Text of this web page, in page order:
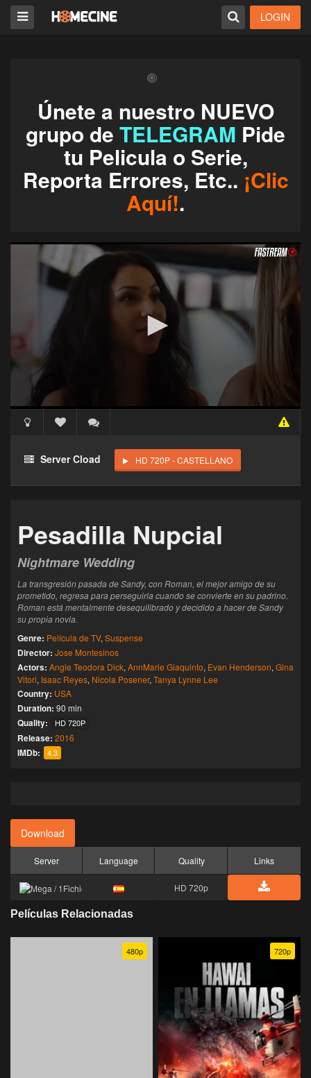
LOGIN
Únete a nuestro NUEVO
grupo de TELEGRAM Pide
tu Pelicula o Serie,
Reporta Errores, Etc.. ¡Clic
Aquí!.
Haz clic 3 veces en el botón para desbloquear este
reproductor
Clics: 0/3
El acceso expira en 1 hora
Server Cload HD 720P - CASTELLANO
Pesadilla Nupcial
Nightmare Wedding
La transgresión pasada de Sandy, con Roman, el mejor amigo de su
prometido, regresa para perseguirla cuando se convierte en su padrino.
Roman está mentalmente desequilibrado y decidido a hacer de Sandy
su propia novia.
Genre: Película de TV, Suspense
Director: Jose Montesinos
Actors: Angie Teodora Dick, AnnMarie Giaquinto, Evan Henderson, Gina
Vitori, Isaac Reyes, Nicola Posener, Tanya Lynne Lee
Country: USA
Duration: 90 min
Quality: HD 720P
Release: 2016
IMDb: 4.3
Download
Server Language Quality Links
HD 720p
Películas Relacionadas
480p 720p